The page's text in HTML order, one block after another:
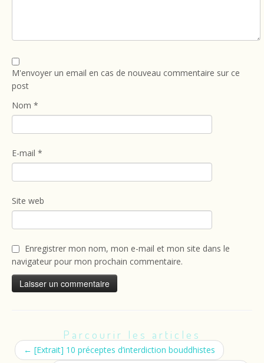
M'envoyer un email en cas de nouveau commentaire sur ce
post
Nom *
E-mail *
Site web
Enregistrer mon nom, mon e-mail et mon site dans le
navigateur pour mon prochain commentaire.
Parcourir les articles
← [Extrait] 10 préceptes d’interdiction bouddhistes